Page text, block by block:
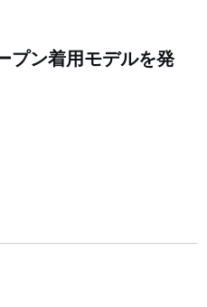
プン着用モデルを発